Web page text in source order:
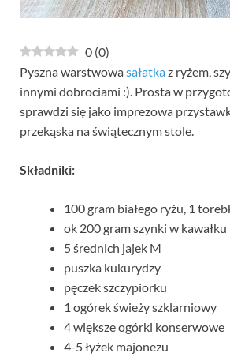
0 (0)
Pyszna warstwowasałatkaz ryżem,
innymi dobrociami :). Prosta w
sprawdzi się jako imprezowa
przekąska na świątecznym stole.
Składniki:
100 gram białego ryżu, 1
ok 200 gram szynki w kawałku
5 średnich jajek M
puszka kukurydzy
pęczek szczypiorku
1 ogórek świeży szklarniowy
4 większe ogórki konserwowe
4-5 łyżek majonezu